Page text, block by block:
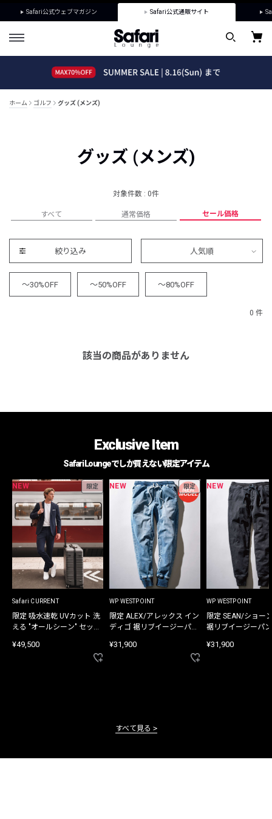
Safari公式ウェブマガジン Safari公式通販サイト
ホーム ゴルフ グッズ (メンズ)
グッズ (メンズ)
対象件数 : 0件
すべて 通常価格 セール価格
絞り込み 人気順
～30%OFF ～50%OFF ～80%OFF
0 件
該当の商品がありません
Exclusive Item
Safari Loungeでしか買えない限定アイテム
NEW 限定
Safari CURRENT
限定 吸水速乾 UVカット 洗
える "オールシーン" セット
¥49,500
NEW 限定
WP WESTPOINT
限定 ALEX/アレックス イン
ディゴ 裾リブイージーパン
¥31,900
NEW
WP WESTPOINT
限定 SEAN/ショー
裾リブイージーパ
¥31,900
すべて見る